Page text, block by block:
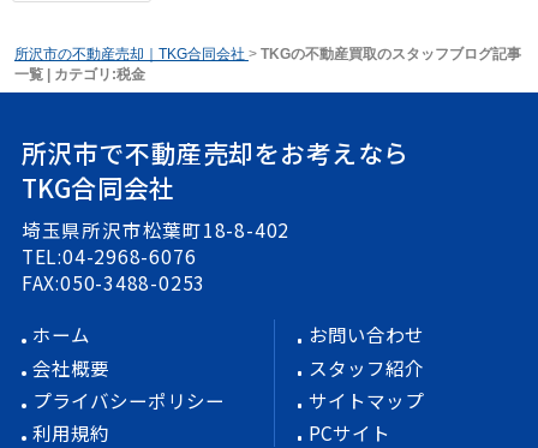
所沢市の不動産売却｜TKG合同会社 > TKGの不動産買取のスタッフブログ記事
一覧 | カテゴリ:税金
所沢市で不動産売却をお考えなら
TKG合同会社
埼玉県所沢市松葉町18-8-402
TEL:04-2968-6076
FAX:050-3488-0253
ホーム
会社概要
プライバシーポリシー
利用規約
お問い合わせ
スタッフ紹介
サイトマップ
PCサイト